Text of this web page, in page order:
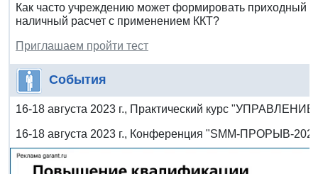
Как часто учреждению может формировать приходный
наличный расчет с применением ККТ?
Приглашаем пройти тест
События
16-18 августа 2023 г., Практический курс
16-18 августа 2023 г., Конференция "SMM-ПРОРЫВ-